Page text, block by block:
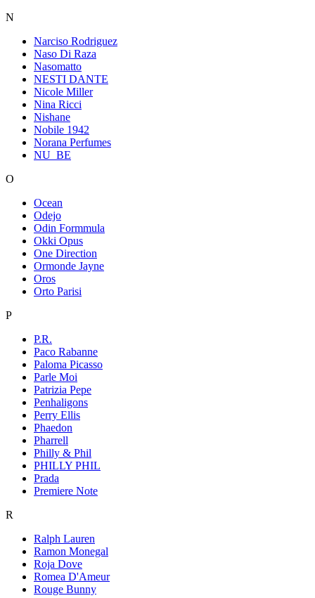
N
Narciso Rodriguez
Naso Di Raza
Nasomatto
NESTI DANTE
Nicole Miller
Nina Ricci
Nishane
Nobile 1942
Norana Perfumes
NU_BE
O
Ocean
Odejo
Odin Formmula
Okki Opus
One Direction
Ormonde Jayne
Oros
Orto Parisi
P
P.R.
Paco Rabanne
Paloma Picasso
Parle Moi
Patrizia Pepe
Penhaligons
Perry Ellis
Phaedon
Pharrell
Philly & Phil
PHILLY PHIL
Prada
Premiere Note
R
Ralph Lauren
Ramon Monegal
Roja Dove
Romea D'Ameur
Rouge Bunny